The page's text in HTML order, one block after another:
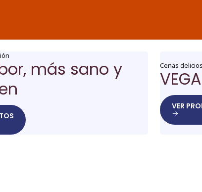
más sano y
Cenas
VER